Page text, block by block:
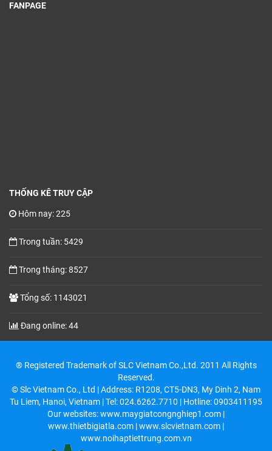
FANPAGE
THỐNG KÊ TRUY CẬP
Hôm nay: 225
Trong tuần: 5429
Trong tháng: 8527
Tổng số: 1143021
Đang online: 44
® Registered Trademark of SLC Vietnam Co.,Ltd. 2011 All Rights
Reserved.
© Slc Vietnam Co., Ltd | Address: R1208, CT5-DN3, My Dinh 2, Nam
Tu Liem, Hanoi, Vietnam | Tel: 024.6262.7710 | Hotline: 0903411195
Our websites: www.maygiatcongnghiep1.com |
www.thietbigiatla.com | www.slcvietnam.com |
www.noihaptiettrung.com.vn